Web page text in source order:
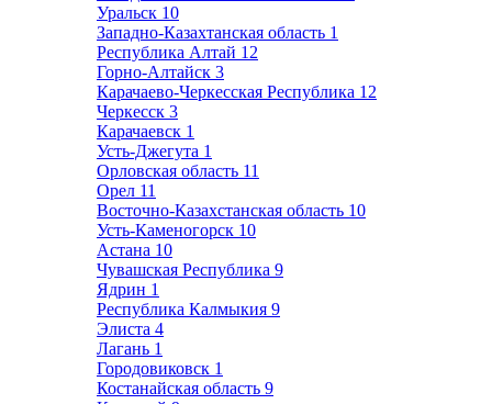
Уральск 10
Западно-Казахтанская область 1
Республика Алтай 12
Горно-Алтайск 3
Карачаево-Черкесская Республика 12
Черкесск 3
Карачаевск 1
Усть-Джегута 1
Орловская область 11
Орел 11
Восточно-Казахстанская область 10
Усть-Каменогорск 10
Астана 10
Чувашская Республика 9
Ядрин 1
Республика Калмыкия 9
Элиста 4
Лагань 1
Городовиковск 1
Костанайская область 9